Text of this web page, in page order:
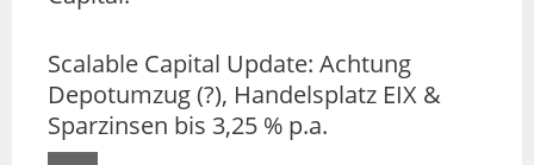
Scalable Capital Update: Achtung
Depotumzug (?), Handelsplatz EIX &
Sparzinsen bis 3,25 % p.a.